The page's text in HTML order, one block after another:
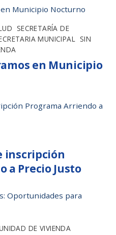
SECRETARÍA DE
MUNICIPAL
SIN
en Municipio
inscripción
a Precio Justo
DE VIVIENDA